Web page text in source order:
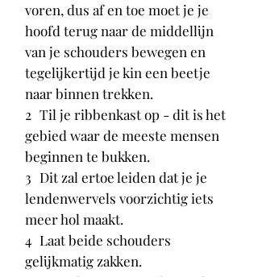
voren, dus af en toe moet je je
hoofd terug naar de middellijn
van je schouders bewegen en
tegelijkertijd je kin een beetje
naar binnen trekken.
2 Til je ribbenkast op - dit is het
gebied waar de meeste mensen
beginnen te bukken.
3 Dit zal ertoe leiden dat je je
lendenwervels voorzichtig iets
meer hol maakt.
4 Laat beide schouders
gelijkmatig zakken.